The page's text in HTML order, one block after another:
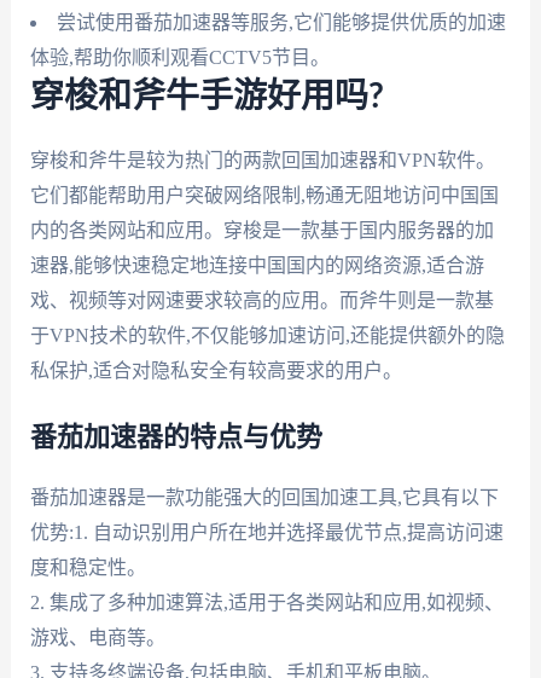
尝试使用番茄加速器等服务,它们能够提供优质的加速
体验,帮助你顺利观看CCTV5节目。
穿梭和斧牛手游好用吗?
穿梭和斧牛是较为热门的两款回国加速器和VPN软件。
它们都能帮助用户突破网络限制,畅通无阻地访问中国国
内的各类网站和应用。穿梭是一款基于国内服务器的加
速器,能够快速稳定地连接中国国内的网络资源,适合游
戏、视频等对网速要求较高的应用。而斧牛则是一款基
于VPN技术的软件,不仅能够加速访问,还能提供额外的隐
私保护,适合对隐私安全有较高要求的用户。
番茄加速器的特点与优势
番茄加速器是一款功能强大的回国加速工具,它具有以下
优势:1. 自动识别用户所在地并选择最优节点,提高访问速
度和稳定性。
2. 集成了多种加速算法,适用于各类网站和应用,如视频、
游戏、电商等。
3. 支持多终端设备,包括电脑、手机和平板电脑。